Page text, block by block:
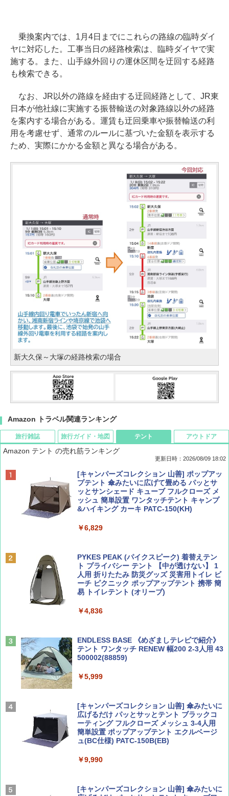
乗換案内では、1月4日までにこれらの路線の臨時ダイ
ヤに対応した。工事当日の経路検索は、臨時ダイヤで実
施する。また、山手線外回りの運休区間を迂回する経路
も検索できる。
なお、JR以外の路線を経由する迂回経路として、JR東
日本が他社線に実施する振替輸送の対象路線以外の経路
を案内する場合がある。運賃も迂回乗車や振替輸送の利
用を考慮せず、通常のルールに基づいた金額を表示する
ため、実際にかかる金額と異なる場合がある。
新大久保～大塚の経路検索の場合
Amazon トラベル関連ランキング
旅行雑誌
BE-PAL(ビ-パル) 2026年 9 月号【特別付録:
SOTO ミニマル"旅"財布 ランダム2種】
￥1,500
￥713
AIRLINE（エアライン）2026年9月号【特
集】ボーイング110周年を祝して！
￥1,760
旅行ガイド・地図
地球の歩き方 スター・ウォーズ
￥2,695
￥2,079
球の歩き方A ヨーロッパ
ァキア 2026～2027 地球の歩き方A ヨーロッ
￥2,277
新しい日本地理 地図・統計・移動から読み
解く (講談社現代新書)
￥1,540
テント
Amazon テント の売れ筋ランキング
更新日時：2026/08/09 18:02
[キャンパーズコレクション 山善] ポップアッ
プテント 傘みたいに広げて畳める パッとサ
ッとサンシェード キューブ フルクローズ メ
ッシュ 簡単設置 ワンタッチテント キャンプ
&ハイキング カーキ PATC-150(KH)
￥6,829
PYKES PEAK (パイクスピーク) 着替えテン
ト プライバシー テント 【中が透けない】 1
人用 折りたたみ 防災グッズ 災害用トイレ ビ
ーチ ピクニック ポップアップテント 携帯 簡
易 トイレテント (オリーブ)
￥4,836
ENDLESS BASE 《めざましテレビで紹介》
テント ワンタッチ RENEW 幅200 2-3人用 43
500002(88859)
￥5,999
[キャンパーズコレクション 山善] 傘みたいに
広げるだけ パッとサッとテント ブラックコ
ーティング フルクローズ メッシュ 3-4人用
簡単設置 ポップアップテント エクルベージ
ュ(BC仕様) PATC-150B(EB)
￥9,990
[キャンパーズコレクション 山善] 傘みたいに
アウトドア